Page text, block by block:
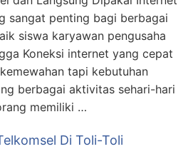
sangat penting bagi berbagai
siswa karyawan pengusaha
Koneksi internet yang cepat
tapi kebutuhan
berbagai aktivitas sehari-hari
memiliki …
Di Toli-Toli